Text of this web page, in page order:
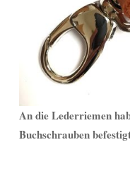
An die Lederriemen
Buchschrauben